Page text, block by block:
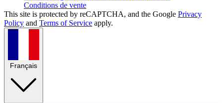
Conditions de vente
This site is protected by reCAPTCHA, and the Google Privacy
Policy and Terms of Service apply.
Français